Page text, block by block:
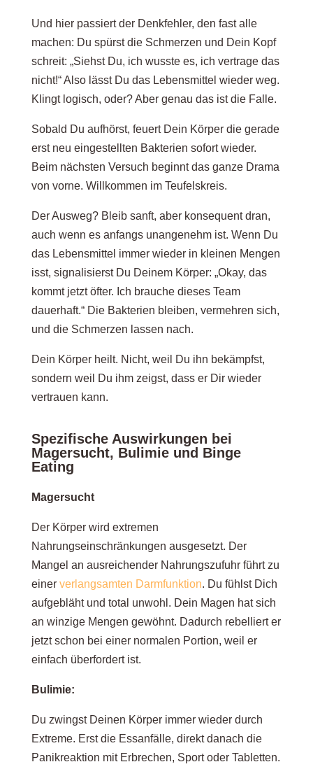
Und hier passiert der Denkfehler, den fast alle
machen: Du spürst die Schmerzen und Dein Kopf
schreit: „Siehst Du, ich wusste es, ich vertrage das
nicht!“ Also lässt Du das Lebensmittel wieder weg.
Klingt logisch, oder? Aber genau das ist die Falle.
Sobald Du aufhörst, feuert Dein Körper die gerade
erst neu eingestellten Bakterien sofort wieder.
Beim nächsten Versuch beginnt das ganze Drama
von vorne. Willkommen im Teufelskreis.
Der Ausweg? Bleib sanft, aber konsequent dran,
auch wenn es anfangs unangenehm ist. Wenn Du
das Lebensmittel immer wieder in kleinen Mengen
isst, signalisierst Du Deinem Körper: „Okay, das
kommt jetzt öfter. Ich brauche dieses Team
dauerhaft.“ Die Bakterien bleiben, vermehren sich,
und die Schmerzen lassen nach.
Dein Körper heilt. Nicht, weil Du ihn bekämpfst,
sondern weil Du ihm zeigst, dass er Dir wieder
vertrauen kann.
Spezifische Auswirkungen bei
Magersucht, Bulimie und Binge
Eating
Magersucht
Der Körper wird extremen
Nahrungseinschränkungen ausgesetzt. Der
Mangel an ausreichender Nahrungszufuhr führt zu
einer verlangsamten Darmfunktion. Du fühlst Dich
aufgebläht und total unwohl. Dein Magen hat sich
an winzige Mengen gewöhnt. Dadurch rebelliert er
jetzt schon bei einer normalen Portion, weil er
einfach überfordert ist.
Bulimie:
Du zwingst Deinen Körper immer wieder durch
Extreme. Erst die Essanfälle, direkt danach die
Panikreaktion mit Erbrechen, Sport oder Tabletten.